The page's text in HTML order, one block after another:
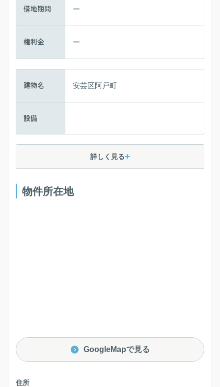
借地期間 ー
権利金 ー
建物名 安芸区阿戸町
設備
詳しく見る
物件所在地
GoogleMapで見る
住所